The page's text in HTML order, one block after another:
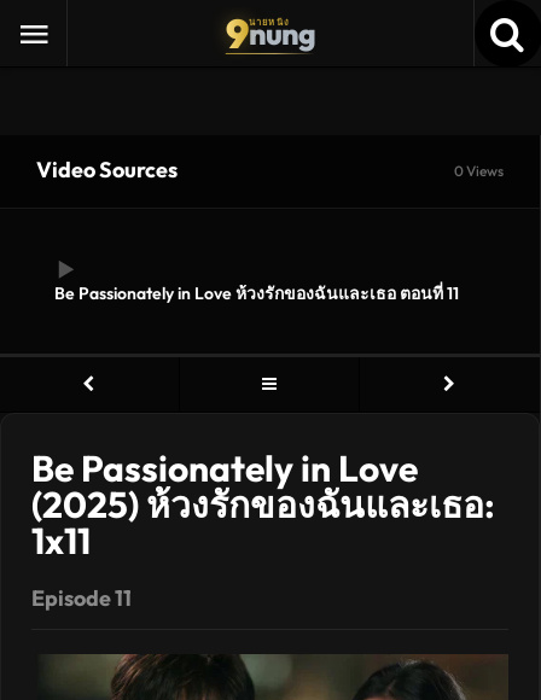
9นายหนัง
nung
Video Sources 0 Views
Be Passionately in Love ห้วงรักของฉันและเธอ ตอนที่ 11
Be Passionately in Love
(2025) ห้วงรักของฉันและเธอ:
1x11
Episode 11